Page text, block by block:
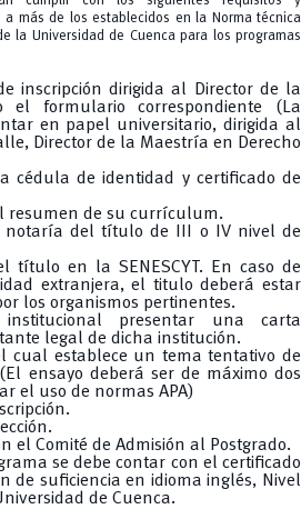
más de los establecidos en la Norma técnica
la Universidad de Cuenca para los programas
inscripción dirigida al Director de la
el formulario correspondiente (La
en papel universitario, dirigida al
Director de la Maestría en Derecho
cédula de identidad y certificado de
resumen de su currículum.
notaría del título de III o IV nivel de
título en la SENESCYT. En caso de
extranjera, el titulo deberá estar
los organismos pertinentes.
presentar una carta
legal de dicha institución.
cual establece un tema tentativo de
ensayo deberá ser de máximo dos
el uso de normas APA)
el Comité de Admisión al Postgrado.
se debe contar con el certificado
de suficiencia en idioma inglés, Nivel
de Cuenca.